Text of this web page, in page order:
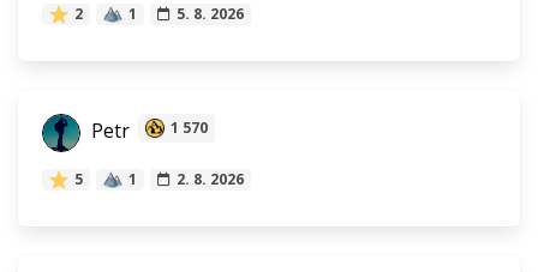
2 1 5. 8. 2026
Petr 1 570
5 1 2. 8. 2026